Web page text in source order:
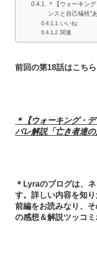
＊【ウォーキン
ンスと自己犠牲”
いいね:
関連
前回の第18話はこちら
＊【ウォーキング・
バレ解説「亡き者達
＊Lyraのブログは、
す。詳しい内容を知
前編をお読みなり、
の感想＆解説ツッコミ